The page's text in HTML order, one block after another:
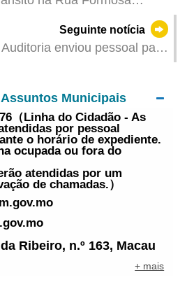
Seguinte notícia
enviou pessoal para
Municipais
（Linha do Cidadão - As
por pessoal
o horário de expediente.
ocupada ou fora do
atendidas por um
de chamadas.）
Ribeiro, n.º 163, Macau
+ mais